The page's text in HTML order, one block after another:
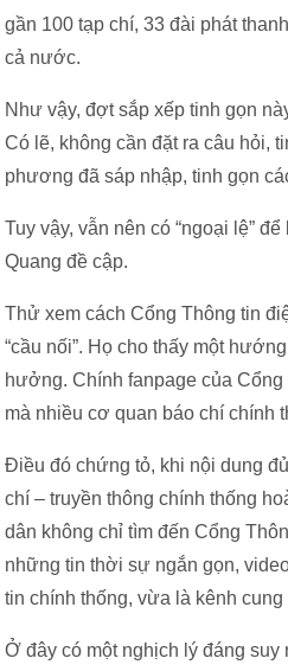
gần 100 tạp chí, 33 đài phát
cả nước.
Như vậy, đợt sắp xếp tinh gọn
Có lẽ, không cần đặt ra câu hỏi,
phương đã sáp nhập, tinh gọn
Tuy vậy, vẫn nên có “ngoại lệ”
Quang đề cập.
Thử xem cách Cổng Thông tin
“cầu nối”. Họ cho thấy một
hưởng. Chính fanpage của
mà nhiều cơ quan báo chí chính
Điều đó chứng tỏ, khi nội dung
chí – truyền thông chính thống
dân không chỉ tìm đến Cổng
những tin thời sự ngắn gọn,
tin chính thống, vừa là kênh
Ở đây có một nghịch lý đáng